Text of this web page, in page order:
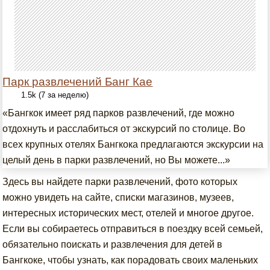
Парк развлечений Банг Кае
1.5k (7 за неделю)
«Бангкок имеет ряд парков развлечений, где можно
отдохнуть и расслабиться от экскурсий по столице. Во
всех крупных отелях Бангкока предлагаются экскурсии на
целый день в парки развлечений, но Вы можете...»
Здесь вы найдете парки развлечений, фото которых
можно увидеть на сайте, списки магазинов, музеев,
интересных исторических мест, отелей и многое другое.
Если вы собираетесь отправиться в поездку всей семьей,
обязательно поискать и развлечения для детей в
Бангкоке, чтобы узнать, как порадовать своих маленьких